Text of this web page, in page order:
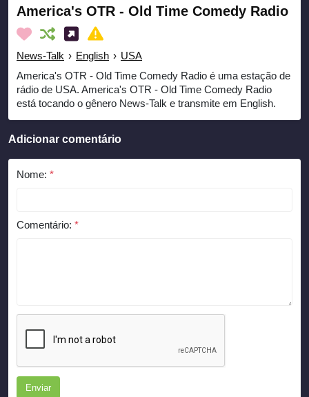
America's OTR - Old Time Comedy Radio
News-Talk › English › USA
America's OTR - Old Time Comedy Radio é uma estação de
rádio de USA. America's OTR - Old Time Comedy Radio
está tocando o gênero News-Talk e transmite em English.
Adicionar comentário
Nome: *
Comentário: *
Enviar